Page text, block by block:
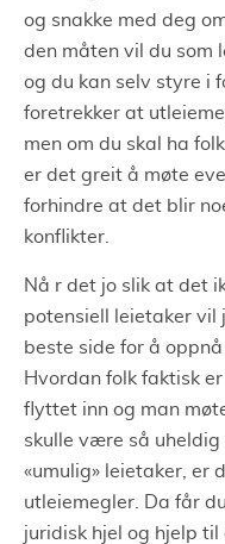
og snakke med deg
den måten vil du som
og du kan selv styre i
foretrekker at
men om du skal ha
er det greit å møte
forhindre at det blir
konflikter.
Nå r det jo slik at det
potensiell leietaker vil
beste side for å
Hvordan folk faktisk
flyttet inn og man
skulle være så uheldig
«umulig» leietaker, er
utleiemegler. Da får
juridisk hjel og hjelp